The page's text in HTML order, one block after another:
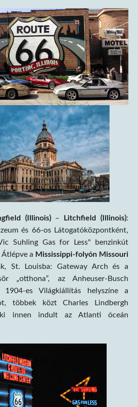
(Illinois)– Litchfield (Illinois):
és 66-os Látogatóközpontként,
Suhling Gas for Less" benzinkút
a Mississippi-folyón Missouri
St. Louisba: Gateway Arch és a
„otthona”, az Anheuser-Busch
1904-es Világkiállítás helyszíne a
többek közt Charles Lindbergh
innen indult az Atlanti óceán